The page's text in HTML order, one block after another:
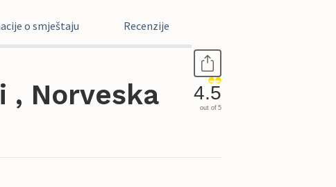
o smještaju Recenzije
, Norveska 4.5
out of 5